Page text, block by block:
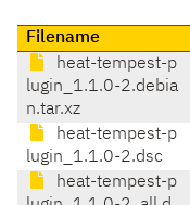
Filename
heat-tempest-p
lugin_1.1.0-2.debia
n.tar.xz
heat-tempest-p
lugin_1.1.0-2.dsc
heat-tempest-p